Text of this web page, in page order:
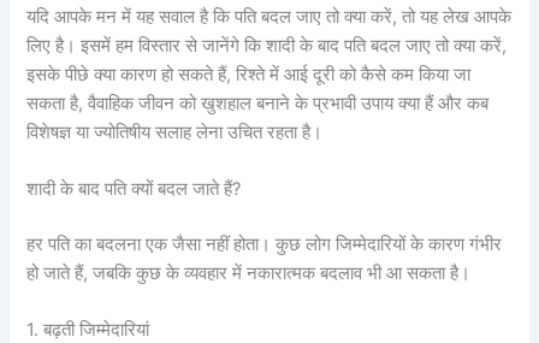
यदि आपके मन में यह सवाल है कि पति बदल जाए तो क्या करें, तो यह लेख आपके
लिए है। इसमें हम विस्तार से जानेंगे कि शादी के बाद पति बदल जाए तो क्या करें,
इसके पीछे क्या कारण हो सकते हैं, रिश्ते में आई दूरी को कैसे कम किया जा
सकता है, वैवाहिक जीवन को खुशहाल बनाने के प्रभावी उपाय क्या हैं और कब
विशेषज्ञ या ज्योतिषीय सलाह लेना उचित रहता है।
शादी के बाद पति क्यों बदल जाते हैं?
हर पति का बदलना एक जैसा नहीं होता। कुछ लोग जिम्मेदारियों के कारण गंभीर
हो जाते हैं, जबकि कुछ के व्यवहार में नकारात्मक बदलाव भी आ सकता है।
1. बढ़ती जिम्मेदारियां